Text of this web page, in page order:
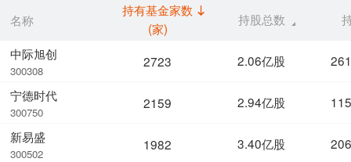
名称
中际旭创
300308
宁德时代
300750
新易盛
300502
持有基金家数
(家)
持股总数
2723 2.06亿股
2159 2.94亿股
1982 3.40亿股